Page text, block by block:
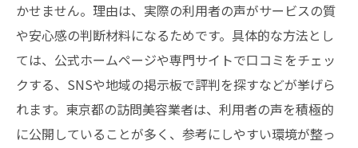
かせません。理由は、実際の利用者の声がサービスの質
や安心感の判断材料になるためです。具体的な方法とし
ては、公式ホームページや専門サイトで口コミをチェッ
クする、SNSや地域の掲示板で評判を探すなどが挙げら
れます。東京都の訪問美容業者は、利用者の声を積極的
に公開していることが多く、参考にしやすい環境が整っ